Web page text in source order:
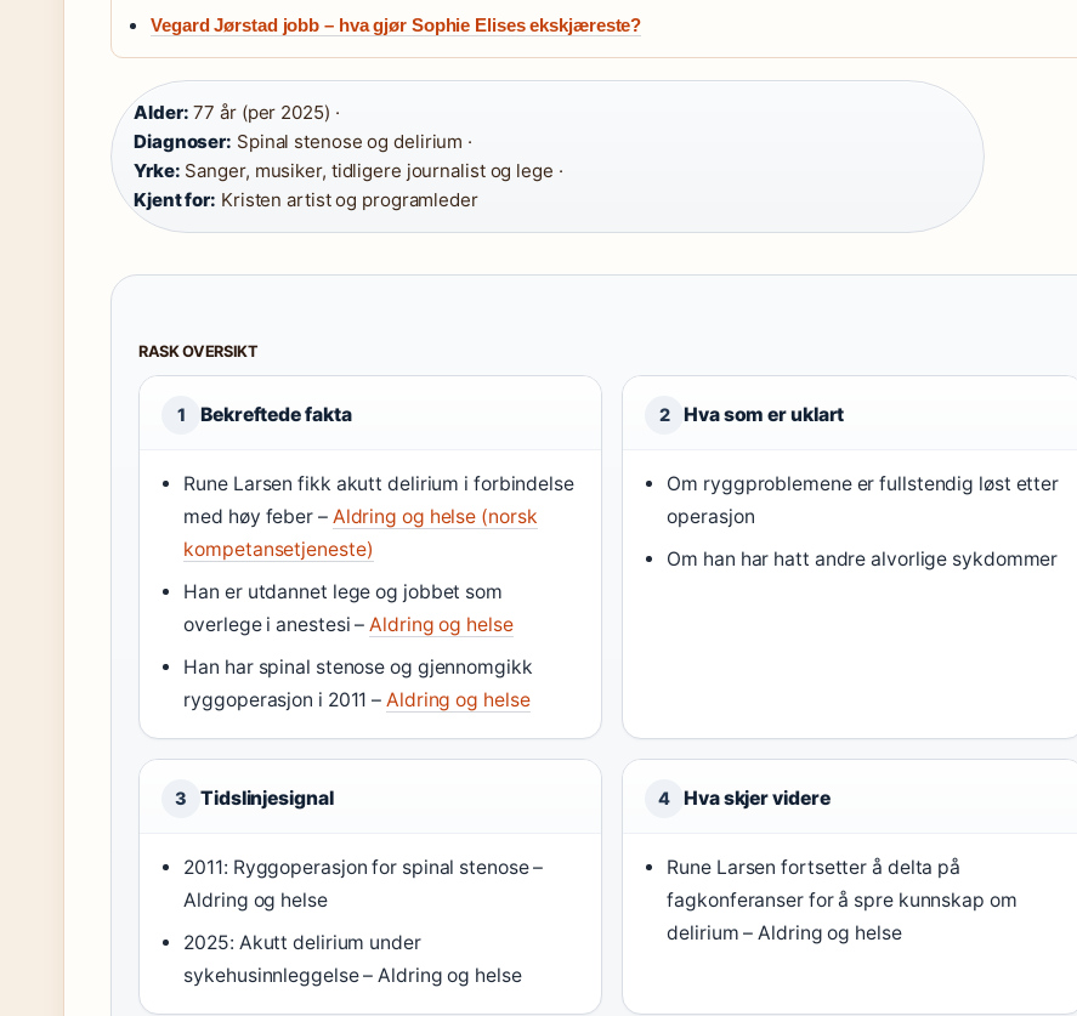
Vegard Jørstad jobb – hva gjør Sophie Elises ekskjæreste?
Alder: 77 år (per 2025) ·
Diagnoser: Spinal stenose og delirium ·
Yrke: Sanger, musiker, tidligere journalist og lege ·
Kjent for: Kristen artist og programleder
RASK OVERSIKT
1 Bekreftede fakta
Rune Larsen fikk akutt delirium i forbindelse
med høy feber – Aldring og helse (norsk
kompetansetjeneste)
Han er utdannet lege og jobbet som
overlege i anestesi –Aldring og helse
Han har spinal stenose og gjennomgikk
ryggoperasjon i 2011 –Aldring og helse
2 Hva som er uklart
Om ryggproblemene er fullstendig løst etter
operasjon
Om han har hatt andre alvorlige sykdommer
3 Tidslinjesignal
2011: Ryggoperasjon for spinal stenose –
Aldring og helse
2025: Akutt delirium under
sykehusinnleggelse – Aldring og helse
4 Hva skjer videre
Rune Larsen fortsetter å delta på
fagkonferanser for å spre kunnskap om
delirium – Aldring og helse